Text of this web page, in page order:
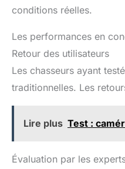
conditions réelles.
Les performances en
Retour des utilisateurs
Les chasseurs ayant
traditionnelles. Les
Lire plus Test :
Évaluation par les